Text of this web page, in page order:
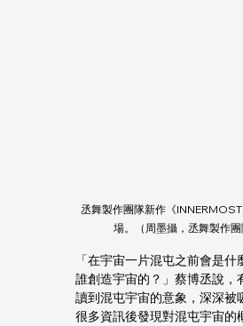
丞舞製作團隊新作《
場。（周墨攝，丞舞製作團
「在宇宙一片混屯之前會是什
誰創造宇宙的？」蔡博丞說，
讀到混屯宇宙的意象，深深被
很多資訊後發現對混屯宇宙的